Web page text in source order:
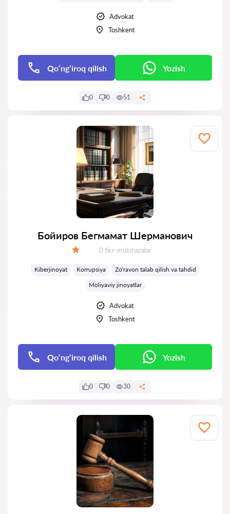
Advokat
Toshkent
Qo‘ng‘iroq qilish Yozish
0 0 51
Бойиров Бегмамат Шерманович
Fikrlar:
0 fikr-mulohazalar
Kiberjinoyat Korrupsiya
Zo'ravon talab qilish va tahdid
Moliyaviy jinoyatlar
Advokat
Toshkent
Qo‘ng‘iroq qilish Yozish
0 0 30